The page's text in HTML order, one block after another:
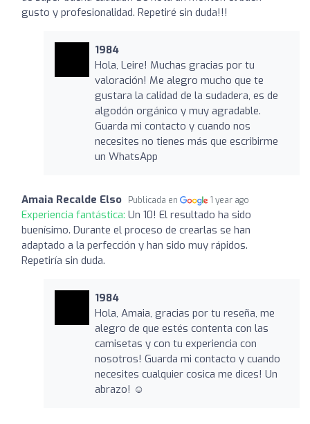
gusto y profesionalidad. Repetiré sin duda!!!
1984
Hola, Leire! Muchas gracias por tu
valoración! Me alegro mucho que te
gustara la calidad de la sudadera, es de
algodón orgánico y muy agradable.
Guarda mi contacto y cuando nos
necesites no tienes más que escribirme
un WhatsApp
Amaia Recalde Elso Publicada en 1 year ago
Experiencia fantástica: Un 10! El resultado ha sido
buenísimo. Durante el proceso de crearlas se han
adaptado a la perfección y han sido muy rápidos.
Repetiría sin duda.
1984
Hola, Amaia, gracias por tu reseña, me
alegro de que estés contenta con las
camisetas y con tu experiencia con
nosotros! Guarda mi contacto y cuando
necesites cualquier cosica me dices! Un
abrazo! ☺️